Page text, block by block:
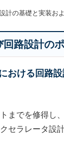
計の基礎と実装お
路設計の
おける回路
までを修得し
セラレータ設